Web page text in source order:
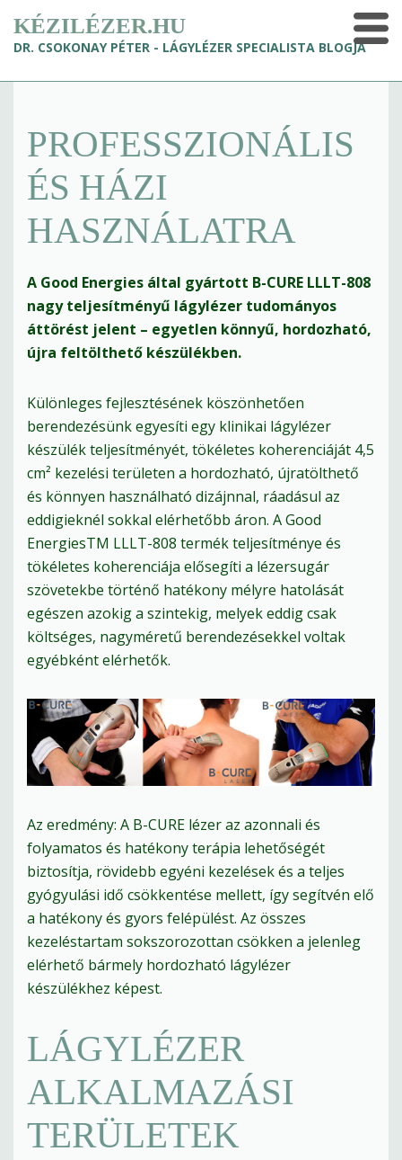
KÉZILÉZER.HU
DR. CSOKONAY PÉTER - LÁGYLÉZER SPECIALISTA BLOGJA
PROFESSZIONÁLIS
ÉS HÁZI
HASZNÁLATRA
A Good Energies által gyártott B-CURE LLLT-808
nagy teljesítményű lágylézer tudományos
áttörést jelent – egyetlen könnyű, hordozható,
újra feltölthető készülékben.
Különleges fejlesztésének köszönhetően
berendezésünk egyesíti egy klinikai lágylézer
készülék teljesítményét, tökéletes koherenciáját 4,5
cm² kezelési területen a hordozható, újratölthető
és könnyen használható dizájnnal, ráadásul az
eddigieknél sokkal elérhetőbb áron. A Good
EnergiesTM LLLT-808 termék teljesítménye és
tökéletes koherenciája elősegíti a lézersugár
szövetekbe történő hatékony mélyre hatolását
egészen azokig a szintekig, melyek eddig csak
költséges, nagyméretű berendezésekkel voltak
egyébként elérhetők.
Az eredmény: A B-CURE lézer az azonnali és
folyamatos és hatékony terápia lehetőségét
biztosítja, rövidebb egyéni kezelések és a teljes
gyógyulási idő csökkentése mellett, így segítvén elő
a hatékony és gyors felépülést. Az összes
kezeléstartam sokszorozottan csökken a jelenleg
elérhető bármely hordozható lágylézer
készülékhez képest.
LÁGYLÉZER
ALKALMAZÁSI
TERÜLETEK